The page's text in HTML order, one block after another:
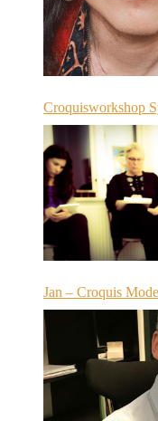
Croquisworkshop
Jan – Croquis